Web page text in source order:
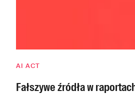
AI ACT
Fałszywe źródła w